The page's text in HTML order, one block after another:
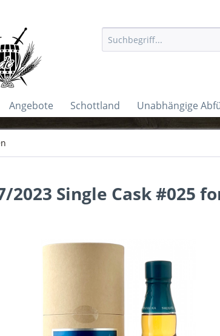
Angebote Schottland Unabhängige
2023 Single Cask #025